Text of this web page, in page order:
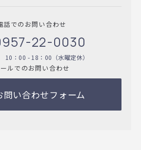
話でのお問い合わせ
22-0030
：00 - 18：00（水曜定休）
ルでのお問い合わせ
問い合わせフォーム